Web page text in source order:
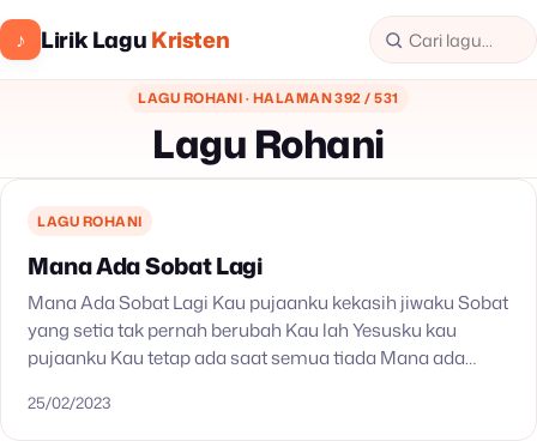
♪ Lirik LaguKristen
LAGU ROHANI · HALAMAN 392 / 531
Lagu Rohani
LAGU ROHANI
Mana Ada Sobat Lagi
Mana Ada Sobat Lagi Kau pujaanku kekasih jiwaku Sobat
yang setia tak pernah berubah Kau lah Yesusku kau
pujaanku Kau tetap ada saat semua tiada Mana ada
25/02/2023